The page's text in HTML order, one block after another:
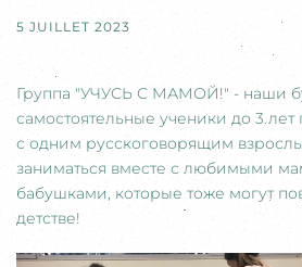
5 JUILLET 2023
Группа "УЧУСЬ С МАМОЙ!" - наши
самостоятельные ученики до 3 лет
с одним русскоговорящим
заниматься вместе с любимыми
бабушками, которые тоже могут
детстве!